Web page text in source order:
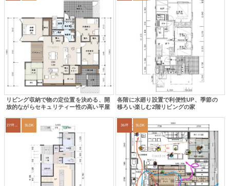
リビング収納で物の定位置を決める、開
放的ながらセキュリティー性の高い平屋
各階に水廻り設置で利便性UP、季節の
移ろい楽しむ2階リビングの家
27坪〜30坪 3LDK 36坪 3LDK